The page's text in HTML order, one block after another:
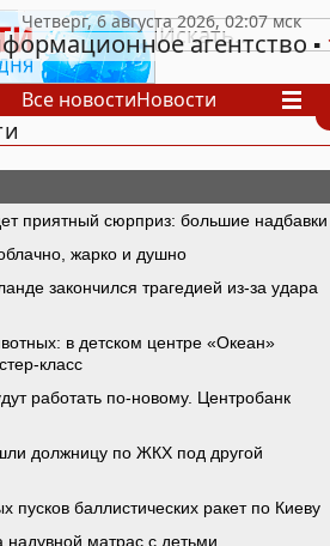
агентство
Все новостиНовости
Архив